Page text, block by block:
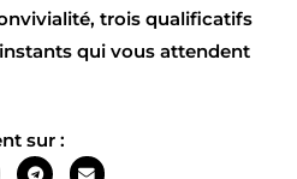
trois qualificatifs
qui vous attendent
sur :